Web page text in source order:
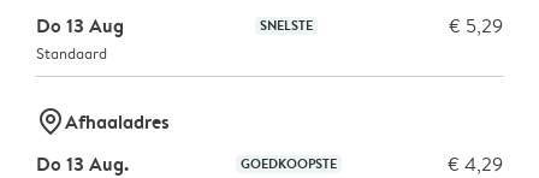
Do 13 Aug
SNELSTE € 5,29
Standaard
marker-pinAfhaaladres
Do 13 Aug.
GOEDKOOPSTE € 4,29